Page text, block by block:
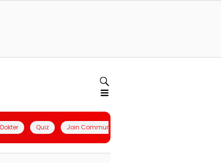
Quiz Join Community